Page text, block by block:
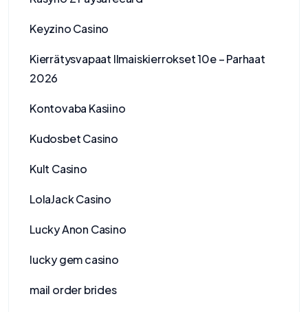
Keyzino Casino
Kierrätysvapaat Ilmaiskierrokset 10e – Parhaat
2026
Kontovaba Kasiino
Kudosbet Casino
Kult Casino
LolaJack Casino
Lucky Anon Casino
lucky gem casino
mail order brides